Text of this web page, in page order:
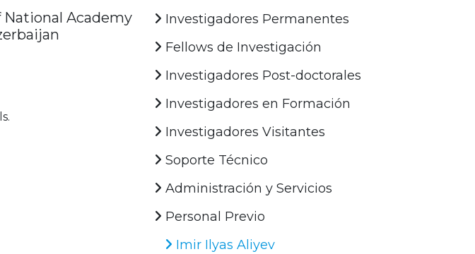
Academy
Investigadores Permanentes
Fellows de Investigación
Investigadores Post-doctorales
Investigadores en Formación
Investigadores Visitantes
Soporte Técnico
Administración y Servicios
Personal Previo
Imir Ilyas Aliyev